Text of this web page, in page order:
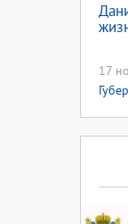
17